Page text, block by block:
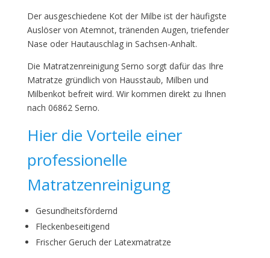
Der ausgeschiedene Kot der Milbe ist der häufigste
Auslöser von Atemnot, tränenden Augen, triefender
Nase oder Hautauschlag in Sachsen-Anhalt.
Die Matratzenreinigung Serno sorgt dafür das Ihre
Matratze gründlich von Hausstaub, Milben und
Milbenkot befreit wird. Wir kommen direkt zu Ihnen
nach 06862 Serno.
Hier die Vorteile einer
professionelle
Matratzenreinigung
Gesundheitsfördernd
Fleckenbeseitigend
Frischer Geruch der Latexmatratze